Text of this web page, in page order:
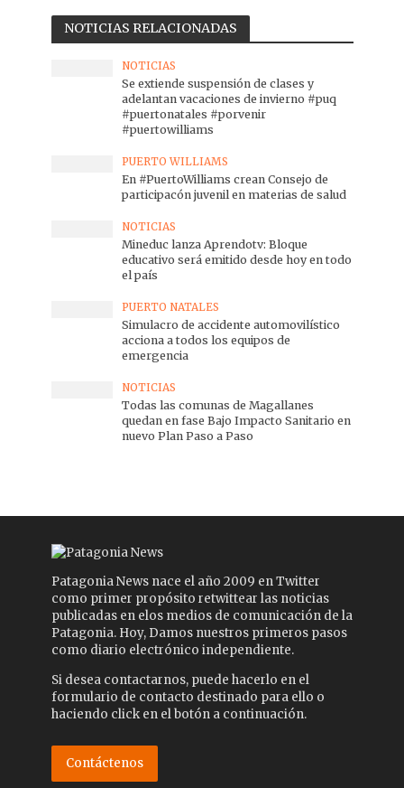
NOTICIAS RELACIONADAS
NOTICIAS
Se extiende suspensión de clases y
adelantan vacaciones de invierno #puq
#puertonatales #porvenir
#puertowilliams
PUERTO WILLIAMS
En #PuertoWilliams crean Consejo de
participacón juvenil en materias de salud
NOTICIAS
Mineduc lanza Aprendotv: Bloque
educativo será emitido desde hoy en todo
el país
PUERTO NATALES
Simulacro de accidente automovilístico
acciona a todos los equipos de
emergencia
NOTICIAS
Todas las comunas de Magallanes
quedan en fase Bajo Impacto Sanitario en
nuevo Plan Paso a Paso
Patagonia News nace el año 2009 en Twitter
como primer propósito retwittear las noticias
publicadas en elos medios de comunicación de la
Patagonia. Hoy, Damos nuestros primeros pasos
como diario electrónico independiente.
Si desea contactarnos, puede hacerlo en el
formulario de contacto destinado para ello o
haciendo click en el botón a continuación.
Contáctenos